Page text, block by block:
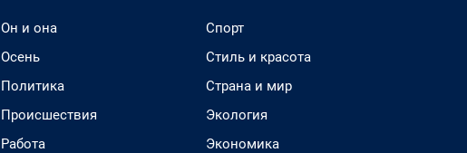
Он и она
Осень
Политика
Происшествия
Работа
Спорт
Стиль и красота
Страна и мир
Экология
Экономика